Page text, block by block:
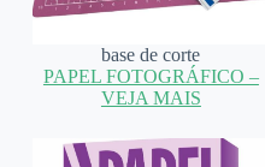
base de corte
PAPEL FOTOGRÁFICO –
VEJA MAIS